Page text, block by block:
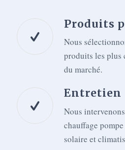
Produits
Nous
produits les plus
du marché.
Entretien
Nous
chauffage
solaire et